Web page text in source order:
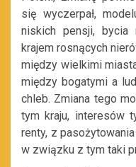
się wyczerpał,
niskich pensji, bycia
krajem rosnących
między wielkimi
między bogatymi a
chleb. Zmiana tego
tym kraju, interesów
renty, z
w związku z tym taki